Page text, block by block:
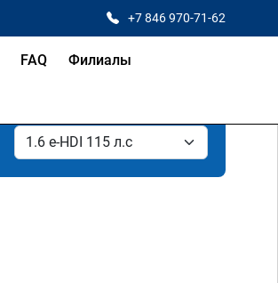
+7 846 970-71-62
FAQ Филиалы